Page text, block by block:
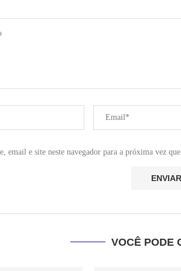
email e site neste navegador para a próxima vez que
VOCÊ PODE